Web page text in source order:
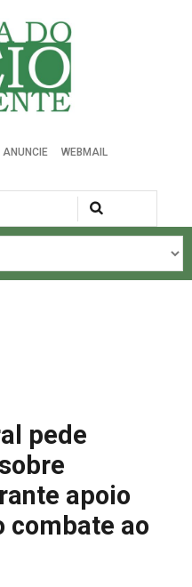
Ambiente
ANUNCIE WEBMAIL
pede
apoio
combate ao